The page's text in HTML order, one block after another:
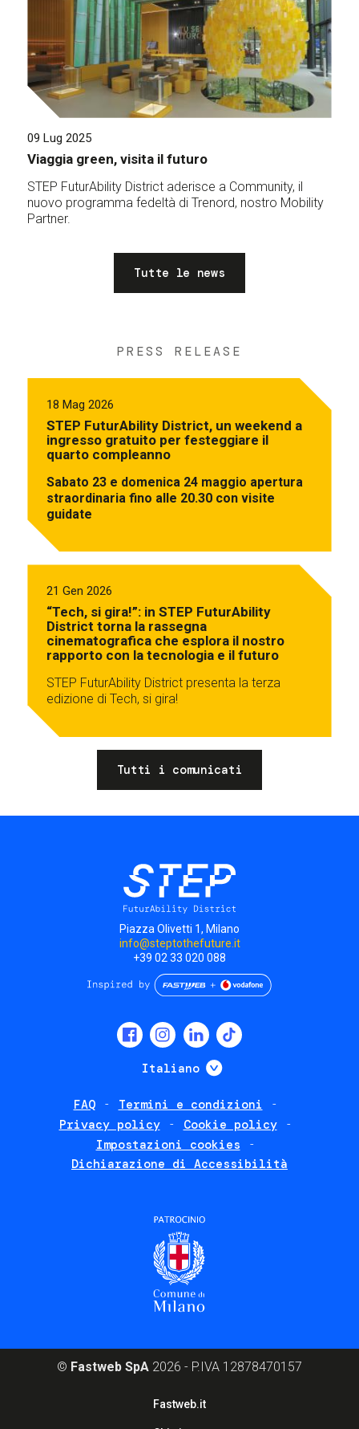
09 Lug 2025
Viaggia green, visita il futuro
STEP FuturAbility District aderisce a Community, il
nuovo programma fedeltà di Trenord, nostro Mobility
Partner.
Tutte le news
PRESS RELEASE
18 Mag 2026
STEP FuturAbility District, un weekend a
ingresso gratuito per festeggiare il
quarto compleanno
Sabato 23 e domenica 24 maggio apertura
straordinaria fino alle 20.30 con visite
guidate
21 Gen 2026
“Tech, si gira!”: in STEP FuturAbility
District torna la rassegna
cinematografica che esplora il nostro
rapporto con la tecnologia e il futuro
STEP FuturAbility District presenta la terza
edizione di Tech, si gira!
Tutti i comunicati
Piazza Olivetti 1, Milano
info@steptothefuture.it
+39 02 33 020 088
Italiano Mostra ulteriori
FAQ
Termini e condizioni
Privacy policy
Cookie policy
Impostazioni cookies
Dichiarazione di Accessibilità
© Fastweb SpA 2026 - P.IVA 12878470157
Fastweb.it